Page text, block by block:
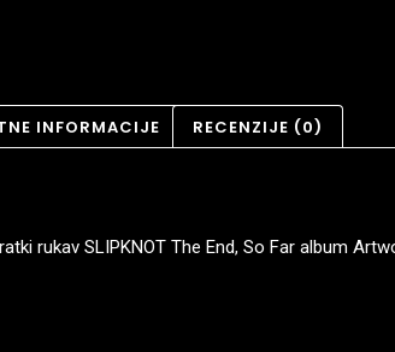
INFORMACIJE RECENZIJE (0)
rukav SLIPKNOT The End, So Far album